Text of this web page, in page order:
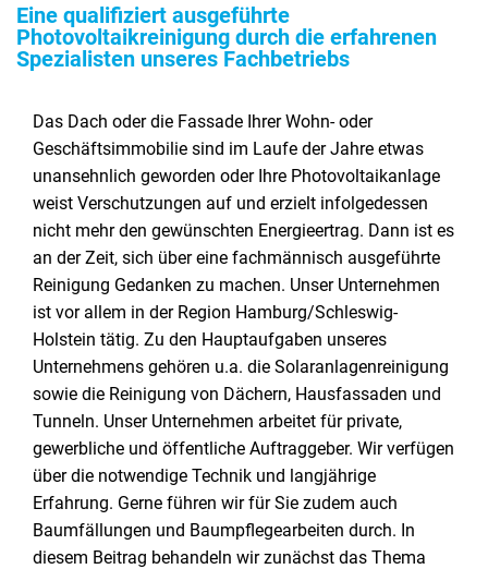
Eine qualifiziert ausgeführte
Photovoltaikreinigung durch die erfahrenen
Spezialisten unseres Fachbetriebs
Das Dach oder die Fassade Ihrer Wohn- oder
Geschäftsimmobilie sind im Laufe der Jahre etwas
unansehnlich geworden oder Ihre Photovoltaikanlage
weist Verschutzungen auf und erzielt infolgedessen
nicht mehr den gewünschten Energieertrag. Dann ist es
an der Zeit, sich über eine fachmännisch ausgeführte
Reinigung Gedanken zu machen. Unser Unternehmen
ist vor allem in der Region Hamburg/Schleswig-
Holstein tätig. Zu den Hauptaufgaben unseres
Unternehmens gehören u.a. die Solaranlagenreinigung
sowie die Reinigung von Dächern, Hausfassaden und
Tunneln. Unser Unternehmen arbeitet für private,
gewerbliche und öffentliche Auftraggeber. Wir verfügen
über die notwendige Technik und langjährige
Erfahrung. Gerne führen wir für Sie zudem auch
Baumfällungen und Baumpflegearbeiten durch. In
diesem Beitrag behandeln wir zunächst das Thema